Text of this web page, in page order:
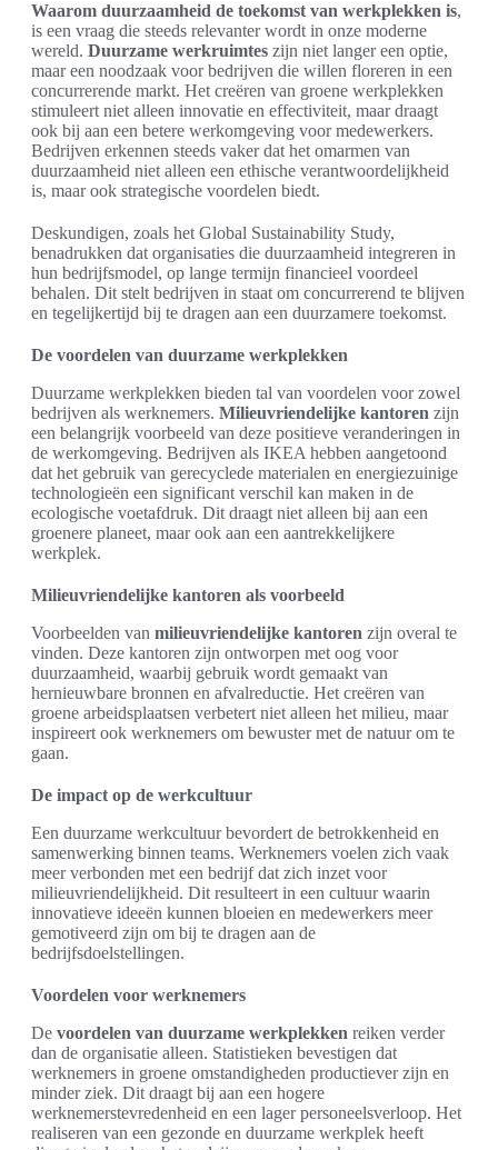
Waarom duurzaamheid de toekomst van werkplekken is,
is een vraag die steeds relevanter wordt in onze moderne
wereld. Duurzame werkruimtes zijn niet langer een optie,
maar een noodzaak voor bedrijven die willen floreren in een
concurrerende markt. Het creëren van groene werkplekken
stimuleert niet alleen innovatie en effectiviteit, maar draagt
ook bij aan een betere werkomgeving voor medewerkers.
Bedrijven erkennen steeds vaker dat het omarmen van
duurzaamheid niet alleen een ethische verantwoordelijkheid
is, maar ook strategische voordelen biedt.
Deskundigen, zoals het Global Sustainability Study,
benadrukken dat organisaties die duurzaamheid integreren in
hun bedrijfsmodel, op lange termijn financieel voordeel
behalen. Dit stelt bedrijven in staat om concurrerend te blijven
en tegelijkertijd bij te dragen aan een duurzamere toekomst.
De voordelen van duurzame werkplekken
Duurzame werkplekken bieden tal van voordelen voor zowel
bedrijven als werknemers. Milieuvriendelijke kantoren zijn
een belangrijk voorbeeld van deze positieve veranderingen in
de werkomgeving. Bedrijven als IKEA hebben aangetoond
dat het gebruik van gerecyclede materialen en energiezuinige
technologieën een significant verschil kan maken in de
ecologische voetafdruk. Dit draagt niet alleen bij aan een
groenere planeet, maar ook aan een aantrekkelijkere
werkplek.
Milieuvriendelijke kantoren als voorbeeld
Voorbeelden van milieuvriendelijke kantoren zijn overal te
vinden. Deze kantoren zijn ontworpen met oog voor
duurzaamheid, waarbij gebruik wordt gemaakt van
hernieuwbare bronnen en afvalreductie. Het creëren van
groene arbeidsplaatsen verbetert niet alleen het milieu, maar
inspireert ook werknemers om bewuster met de natuur om te
gaan.
De impact op de werkcultuur
Een duurzame werkcultuur bevordert de betrokkenheid en
samenwerking binnen teams. Werknemers voelen zich vaak
meer verbonden met een bedrijf dat zich inzet voor
milieuvriendelijkheid. Dit resulteert in een cultuur waarin
innovatieve ideeën kunnen bloeien en medewerkers meer
gemotiveerd zijn om bij te dragen aan de
bedrijfsdoelstellingen.
Voordelen voor werknemers
De voordelen van duurzame werkplekken reiken verder
dan de organisatie alleen. Statistieken bevestigen dat
werknemers in groene omstandigheden productiever zijn en
minder ziek. Dit draagt bij aan een hogere
werknemerstevredenheid en een lager personeelsverloop. Het
realiseren van een gezonde en duurzame werkplek heeft